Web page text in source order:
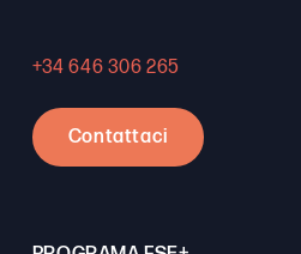
+34 646 306 265
Contattaci